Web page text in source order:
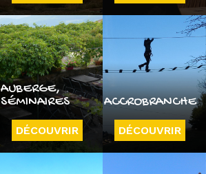
AUBERGE,
SÉMINAIRES
DÉCOUVRIR
ACCROBRANCHE
DÉCOUVRIR